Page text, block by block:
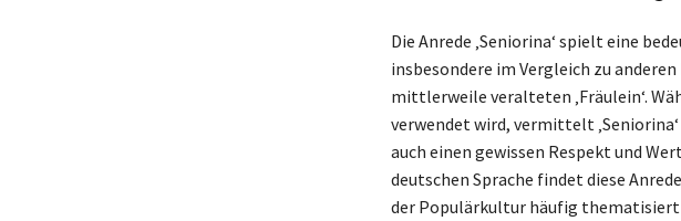
Die Anrede ‚Seniorina‘ spielt eine
insbesondere im Vergleich zu
mittlerweile veralteten ‚Fräulein‘.
verwendet wird, vermittelt
auch einen gewissen Respekt und
deutschen Sprache findet diese
der Populärkultur häufig thematisiert